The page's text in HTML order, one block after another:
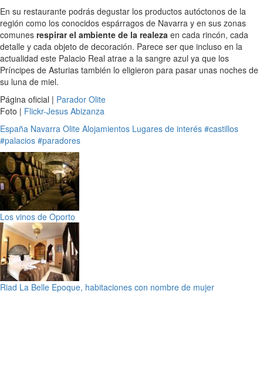
En su restaurante podrás degustar los productos autóctonos de la
región como los conocidos espárragos de Navarra y en sus zonas
comunes respirar el ambiente de la realeza en cada rincón, cada
detalle y cada objeto de decoración. Parece ser que incluso en la
actualidad este Palacio Real atrae a la sangre azul ya que los
Príncipes de Asturias también lo eligieron para pasar unas noches de
su luna de miel.
Página oficial | Parador Olite
Foto | Flickr-Jesus Abizanza
España Navarra Olite Alojamientos Lugares de interés #castillos
#palacios #paradores
Los vinos de Oporto
Riad La Belle Epoque, habitaciones con nombre de mujer